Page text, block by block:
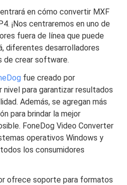
en cómo convertir MXF
¡Nos centraremos en uno de
fuera de línea que puede
diferentes desarrolladores
de crear software.
fue creado por
nivel para garantizar resultados
Además, se agregan más
para brindar la mejor
FoneDog Video Converter
operativos Windows y
los consumidores
ofrece soporte para formatos